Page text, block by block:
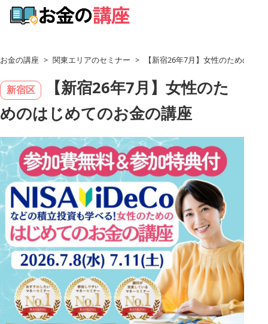
お金の講座 > 関東エリアのセミナー > 【新宿26年7月】女性のためのは
新宿区
【新宿26年7月】女性のた
めのはじめてのお金の講座